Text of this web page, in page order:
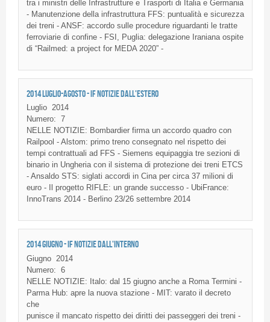
tra i ministri delle Infrastrutture e Trasporti di Italia e Germania
- Manutenzione della infrastruttura FFS: puntualità e sicurezza
dei treni - ANSF: accordo sulle procedure riguardanti le tratte
ferroviarie di confine - FSI, Puglia: delegazione Iraniana ospite
di “Railmed: a project for MEDA 2020” -
2014 LUGLIO-AGOSTO - IF NOTIZIE DALL'ESTERO
Luglio 2014
Numero: 7
NELLE NOTIZIE: Bombardier firma un accordo quadro con
Railpool - Alstom: primo treno consegnato nel rispetto dei
tempi contrattuali ad FFS - Siemens equipaggia tre sezioni di
binario in Ungheria con il sistema di protezione dei treni ETCS
- Ansaldo STS: siglati accordi in Cina per circa 37 milioni di
euro - Il progetto RIFLE: un grande successo - UbiFrance:
InnoTrans 2014 - Berlino 23/26 settembre 2014
2014 GIUGNO - IF NOTIZIE DALL'INTERNO
Giugno 2014
Numero: 6
NELLE NOTIZIE: Italo: dal 15 giugno anchea Roma Termini -
Parma Hub: aprela nuova stazione- MIT: varato il decreto
che
punisce il mancato rispetto dei diritti dei passeggeri dei treni -